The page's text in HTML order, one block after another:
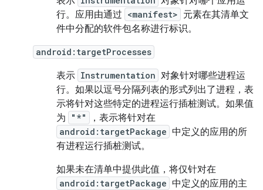
行。应用由通过 <manifest> 元素在其清单文
件中分配的软件包名称进行标识。
android:targetProcesses
表示 Instrumentation 对象针对哪些进程运
行。如果以逗号分隔列表的形式列出了进程，表
示将针对这些特定的进程运行插桩测试。如果值
为
"*" ，表示将针对在
android:targetPackage 中定义的应用的所
有进程运行插桩测试。
如果未在清单中提供此值，将仅针对在
android:targetPackage 中定义的应用的主